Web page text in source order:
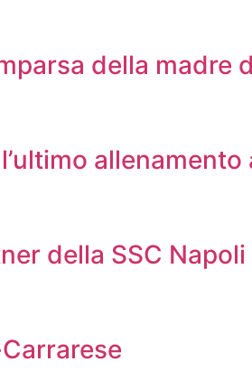
della madre
allenamento
della SSC Napoli